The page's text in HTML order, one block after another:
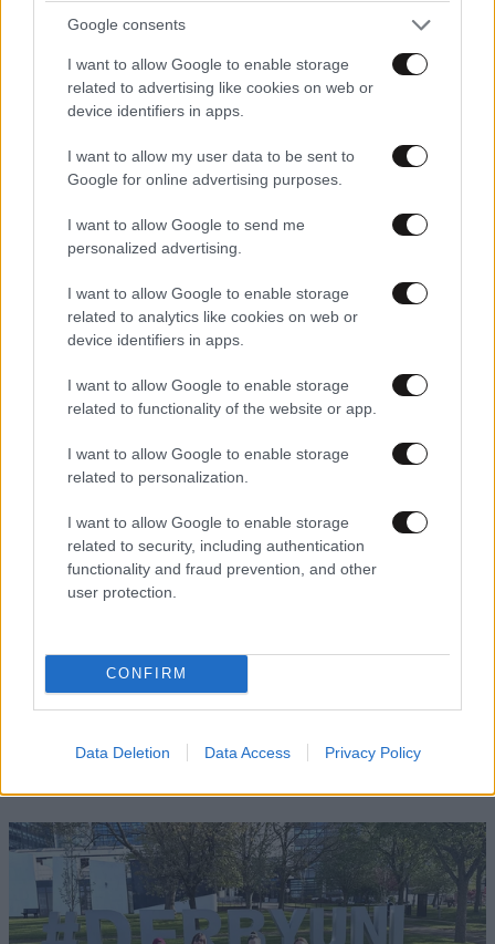
Google consents
I want to allow Google to enable storage
related to advertising like cookies on web or
device identifiers in apps.
I want to allow my user data to be sent to
Google for online advertising purposes.
I want to allow Google to send me
personalized advertising.
I want to allow Google to enable storage
related to analytics like cookies on web or
device identifiers in apps.
I want to allow Google to enable storage
related to functionality of the website or app.
I want to allow Google to enable storage
related to personalization.
I want to allow Google to enable storage
related to security, including authentication
functionality and fraud prevention, and other
user protection.
CONFIRM
Data Deletion Data Access Privacy Policy
ΠΕΡΙΣΣΟΤΕΡΑ
Λογοθεραπεία; Οδηγός σπουδών και